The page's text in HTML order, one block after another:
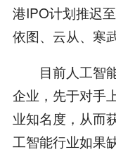
港IPO计划推迟
依图、云从、寒
目前人工智能
企业，先于对手
业知名度，从而
工智能行业如果